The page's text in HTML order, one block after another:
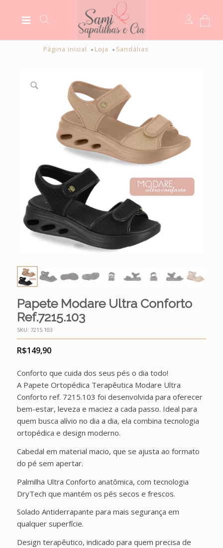
Página inicial Loja Sandálias
Papete Modare Ultra Conforto
Ref.7215.103
SKU: 7215.103
R$149,90
Conforto que cuida dos seus pés o dia todo!
A Papete Ortopédica Terapêutica Modare Ultra
Conforto ref. 7215.103 foi desenvolvida para oferecer
bem-estar, leveza e maciez a cada passo. Ideal para
quem busca alívio no dia a dia, ela combina tecnologia
ortopédica e design moderno.
Cabedal em material macio, que se ajusta ao formato
do pé sem apertar.
Palmilha Ultra Conforto anatômica, com tecnologia
DryTech que mantém os pés secos e frescos.
Solado Antiderrapante para mais segurança em
qualquer superfície.
Design terapêutico, indicado para quem precisa de